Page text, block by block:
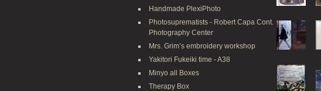
Handmade PlexiPhoto
Photosuprematists - Robert Capa Cont.
Photography Center
Mrs. Grim’s embroidery workshop
Yakitori Fukeiki time - A38
Minyo all Boxes
Therapy Box